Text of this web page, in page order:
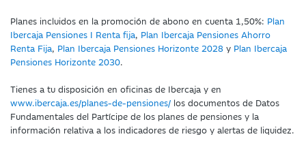
Planes incluidos en la promoción de abono en cuenta 1,50%: Plan
Ibercaja Pensiones I Renta fija, Plan Ibercaja Pensiones Ahorro
Renta Fija, Plan Ibercaja Pensiones Horizonte 2028 y Plan Ibercaja
Pensiones Horizonte 2030.
Tienes a tu disposición en oficinas de Ibercaja y en
www.ibercaja.es/planes-de-pensiones/ los documentos de Datos
Fundamentales del Partícipe de los planes de pensiones y la
información relativa a los indicadores de riesgo y alertas de liquidez.